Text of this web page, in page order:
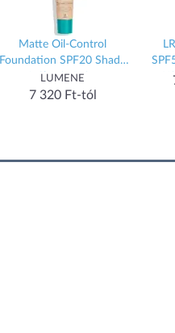
Matte Oil-Control
Foundation SPF20 Shade
1 Classic Beige
LUMENE
7 320 Ft-tól